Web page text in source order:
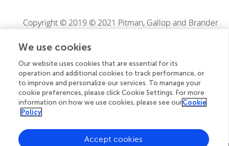
n
Copyright © 2019 © 2021 Pitman, Gallop and Brander
זהו מאמר בגישה פתוחה שמופץ תחת תנאי רישיוןCreative
Commons Attribution (CC BY). השימוש, ההפצה או
ההעתקה מותרים לשימוש בפורומים אחרים ובלבד שיינתן קרדיט
למחבר(ים) המקוריים ולבעל(י) זכויות היוצרים, ושהפרסום המקורי
בעיתון זה מצוטט בהתאם למקובל באקדמיה. השימוש, ההפצה או
ההעתקה אינם מותרים אם הם אינם עומדים בתנאים אלה.
We use cookies
Our website uses cookies that are essential for its
operation and additional cookies to track performance, or
to improve and personalize our services. To manage your
cookie preferences, please click Cookie Settings. For more
information on how we use cookies, please see ourCookie
Policy
Accept cookies